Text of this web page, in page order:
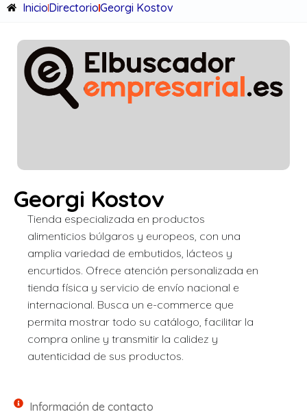
InicioDirectorioGeorgi Kostov
Georgi Kostov
Tienda especializada en productos
alimenticios búlgaros y europeos, con una
amplia variedad de embutidos, lácteos y
encurtidos. Ofrece atención personalizada en
tienda física y servicio de envío nacional e
internacional. Busca un e-commerce que
permita mostrar todo su catálogo, facilitar la
compra online y transmitir la calidez y
autenticidad de sus productos.
Información de contacto